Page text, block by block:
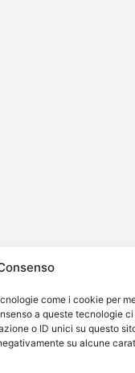
come i cookie per
a queste tecnologie
o ID unici su questo
su alcune